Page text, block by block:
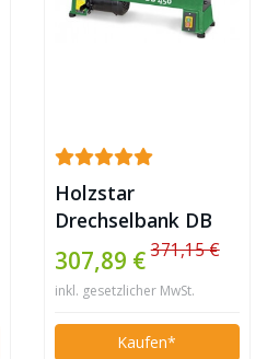
Holzstar
Drechselbank DB
450
307,89 €371,15 €
inkl. gesetzlicher MwSt.
Kaufen*